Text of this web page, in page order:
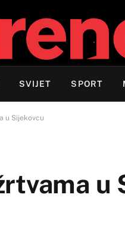
SVIJET SPORT
u Sijekovcu
u